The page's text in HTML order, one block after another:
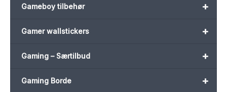
+
Gameboy tilbehør
+
Gamer wallstickers
+
Gaming – Særtilbud
+
Gaming Borde